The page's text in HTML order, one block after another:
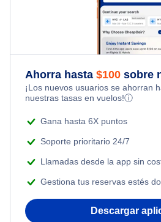
Flights Under $199
Flights from Toronto to Shanghai
Flights from Nueva York to Singapur
Flights from Nueva York to Tel Aviv
Flights from Nueva York to Estanbul
Flights from Nueva York to Mumbai
Flights from Shanghai to Nueva
Honeymoon Vacations
Adventure Vacations
Ahorra hasta $100 sobre
¡Los nuevos usuarios se ahorran
nuestras tasas en vuelos!ⓘ
Gana hasta 6X puntos
Soporte prioritario 24/7
Llamadas desde la app sin
Gestiona tus reservas estés
Descargar